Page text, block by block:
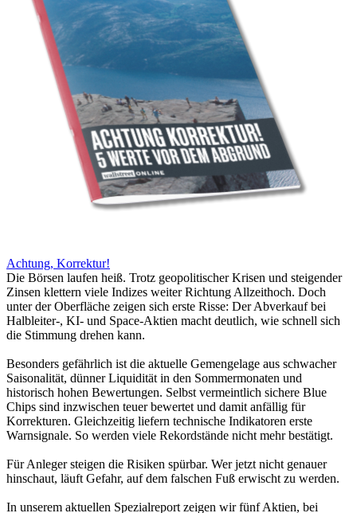
Achtung, Korrektur!
Die Börsen laufen heiß. Trotz geopolitischer Krisen und steigender
Zinsen klettern viele Indizes weiter Richtung Allzeithoch. Doch
unter der Oberfläche zeigen sich erste Risse: Der Abverkauf bei
Halbleiter-, KI- und Space-Aktien macht deutlich, wie schnell sich
die Stimmung drehen kann.
Besonders gefährlich ist die aktuelle Gemengelage aus schwacher
Saisonalität, dünner Liquidität in den Sommermonaten und
historisch hohen Bewertungen. Selbst vermeintlich sichere Blue
Chips sind inzwischen teuer bewertet und damit anfällig für
Korrekturen. Gleichzeitig liefern technische Indikatoren erste
Warnsignale. So werden viele Rekordstände nicht mehr bestätigt.
Für Anleger steigen die Risiken spürbar. Wer jetzt nicht genauer
hinschaut, läuft Gefahr, auf dem falschen Fuß erwischt zu werden.
In unserem aktuellen Spezialreport zeigen wir fünf Aktien, bei